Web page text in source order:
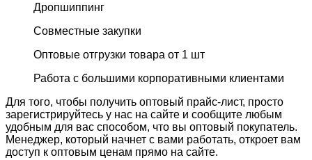
Дропшиппинг
Совместные закупки
Оптовые отгрузки товара от 1 шт
Работа с большими корпоративными клиентами
Для того, чтобы получить оптовый прайс-лист, просто
зарегистрируйтесь у нас на сайте и сообщите любым
удобным для вас способом, что вы оптовый покупатель.
Менеджер, который начнет с вами работать, откроет вам
доступ к оптовым ценам прямо на сайте.